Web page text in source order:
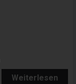
Weiterlesen